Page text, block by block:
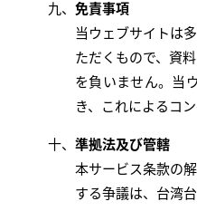
免責事項
当ウェブサイトは
ただくもので、資
を負いません。当
き、これによるコ
準拠法及び管轄
本サービス条款の
する争議は、台湾